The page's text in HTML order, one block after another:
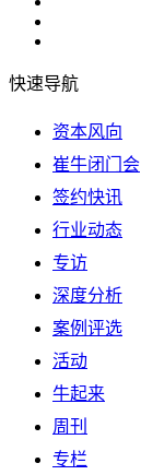
快速导航
资本风向
崔牛闭门会
签约快讯
行业动态
专访
深度分析
案例评选
活动
牛起来
周刊
专栏